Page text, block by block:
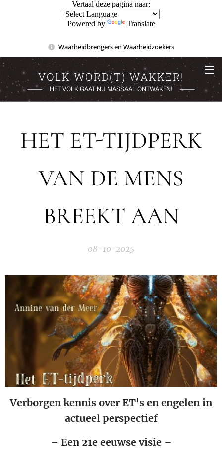
Vertaal deze pagina naar:
Powered by Translate
Waarheidbrengers en Waarheidzoekers
VOLK WORD(T) WAKKER!
HET VOLK GAAT NU MASSAAL ONTWAKEN!
HET ET-TIJDPERK
VAN DE MENS
BREEKT AAN
08-10-2025
Verborgen kennis over ET's en engelen in
actueel perspectief
– Een 21e eeuwse visie –